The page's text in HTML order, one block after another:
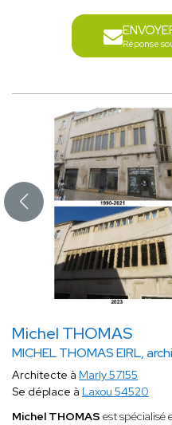
Réponse
Michel THOMAS
MICHEL THOMAS EIRL,
Architecte à Marly 57155
Se déplace à Laxou 54520
Michel THOMAS est spécialisé